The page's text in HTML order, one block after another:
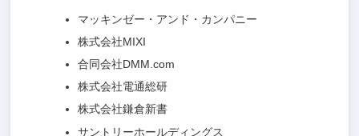
マッキンゼー・アンド・カンパニー
株式会社MIXI
合同会社DMM.com
株式会社電通総研
株式会社鎌倉新書
サントリーホールディングス